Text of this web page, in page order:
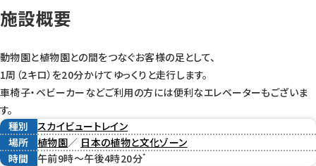
施設概要
動物園と植物園との間をつなぐお客様の足として、
1周（2キロ）を20分かけてゆっくりと走行します。
車椅子・ベビーカーなどご利用の方には便利なエレベーターもございま
す。
種別
スカイビュートレイン
場所
植物園／ 日本の植物と文化ゾーン
時間
午前9時〜午後4時20分*